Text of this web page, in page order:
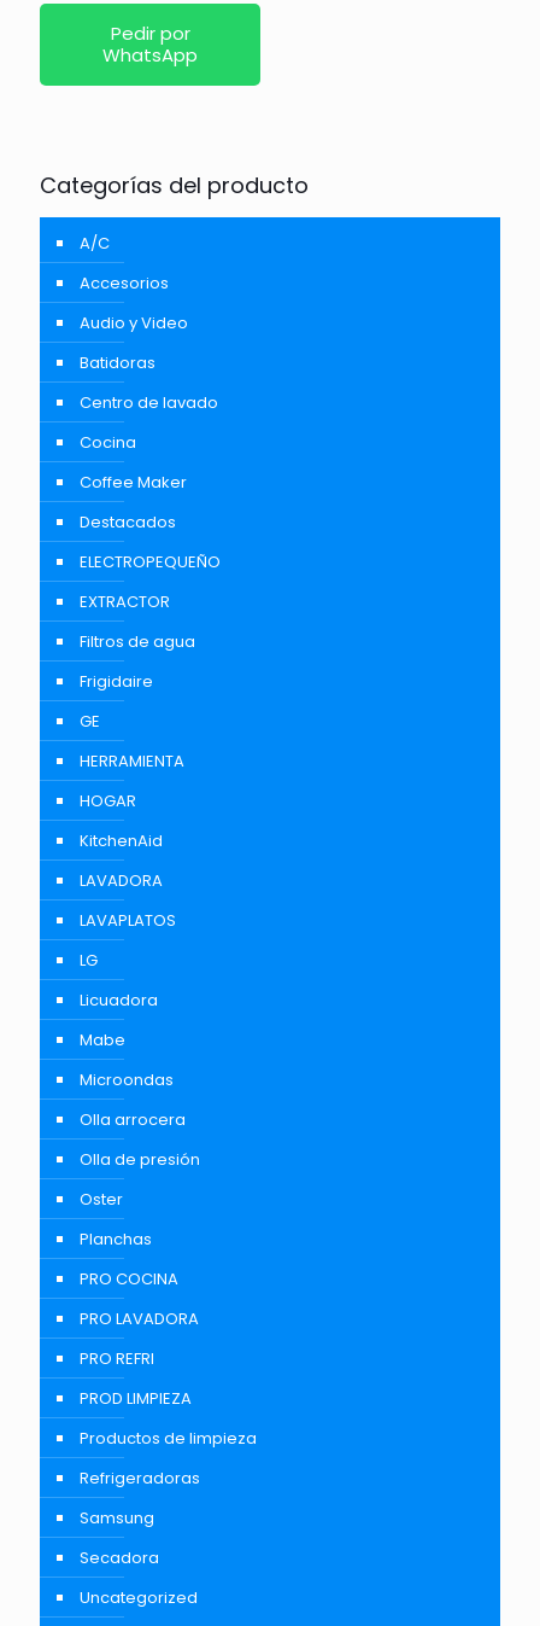
Pedir por
WhatsApp
Categorías del producto
A/C
Accesorios
Audio y Video
Batidoras
Centro de lavado
Cocina
Coffee Maker
Destacados
ELECTROPEQUEÑO
EXTRACTOR
Filtros de agua
Frigidaire
GE
HERRAMIENTA
HOGAR
KitchenAid
LAVADORA
LAVAPLATOS
LG
Licuadora
Mabe
Microondas
Olla arrocera
Olla de presión
Oster
Planchas
PRO COCINA
PRO LAVADORA
PRO REFRI
PROD LIMPIEZA
Productos de limpieza
Refrigeradoras
Samsung
Secadora
Uncategorized